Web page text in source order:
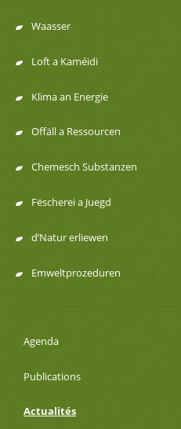
Menu
de
navigation
Waasser
Loft a Kaméidi
Klima an Energie
Offäll a Ressourcen
Chemesch Substanzen
Fëscherei a Juegd
d’Natur erliewen
Emweltprozeduren
Agenda
Publications
Actualités